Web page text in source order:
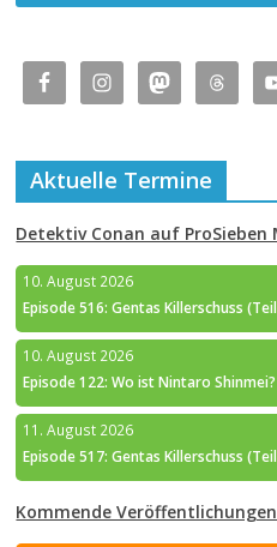
Aktuelle Termine
Detektiv Conan auf ProSieben
10. August 2026
Episode 516: Gentas Killerschuss
10. August 2026
Episode 122: Wo ist Nintaro
11. August 2026
Episode 517: Gentas Killerschuss
Kommende